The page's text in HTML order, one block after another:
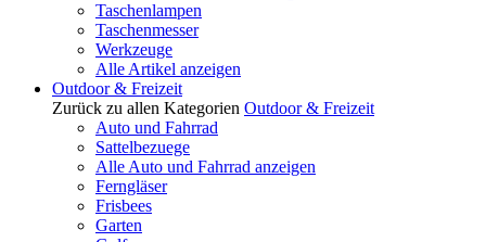
Taschenlampen
Taschenmesser
Werkzeuge
Alle Artikel anzeigen
Outdoor & Freizeit
Zurück zu allen Kategorien Outdoor & Freizeit
Auto und Fahrrad
Sattelbezuege
Alle Auto und Fahrrad anzeigen
Ferngläser
Frisbees
Garten